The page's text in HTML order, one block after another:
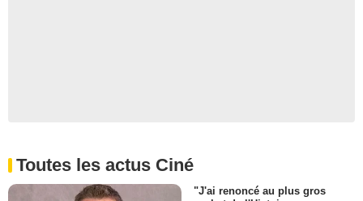
Toutes les actus Ciné
"J'ai renoncé au plus gros